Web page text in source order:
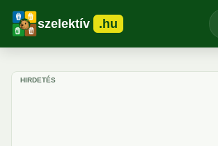
szelektív .hu
HIRDETÉS